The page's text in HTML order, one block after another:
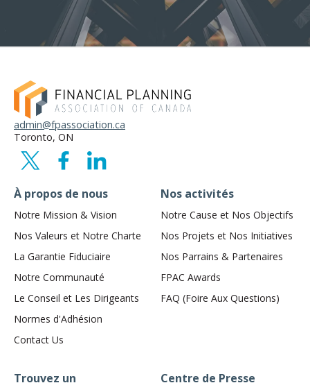
admin@fpassociation.ca
Toronto, ON
À propos de nous
Notre Mission & Vision
Nos Valeurs et Notre Charte
La Garantie Fiduciaire
Notre Communauté
Le Conseil et Les Dirigeants
Normes d'Adhésion
Contact Us
Nos activités
Notre Cause et Nos Objectifs
Nos Projets et Nos Initiatives
Nos Parrains & Partenaires
FPAC Awards
FAQ (Foire Aux Questions)
Trouvez un Centre de Presse